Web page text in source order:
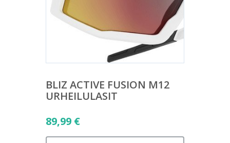
BLIZ ACTIVE FUSION M12
URHEILULASIT
89,99 €